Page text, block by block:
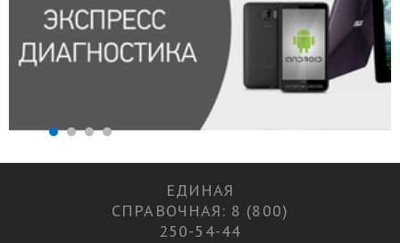
ЕДИНАЯ
СПРАВОЧНАЯ: 8 (800)
250-54-44